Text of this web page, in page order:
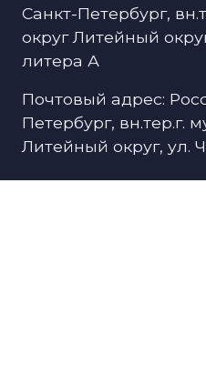
Санкт-Петербург,
округ Литейный
литера А
Почтовый адрес:
Петербург, вн.тер.г.
Литейный округ, ул.